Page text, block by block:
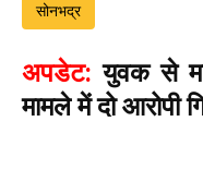
सोनभद्र
अपडेट: युवक से
मामले में दो आरोपी